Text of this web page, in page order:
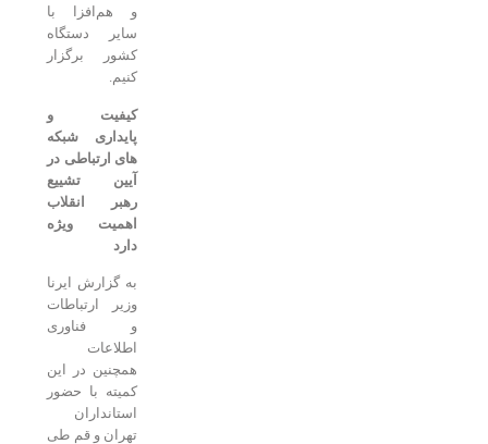
و هم‌افزا با
سایر دستگاه
کشور برگزار
کیفیت و
پایداری شبکه
های ارتباطی در
آیین تشییع
رهبر انقلاب
اهمیت ویژه
به گزارش ایرنا
وزیر ارتباطات
و فناوری
همچنین در این
کمیته با حضور
استانداران
تهران و قم طی